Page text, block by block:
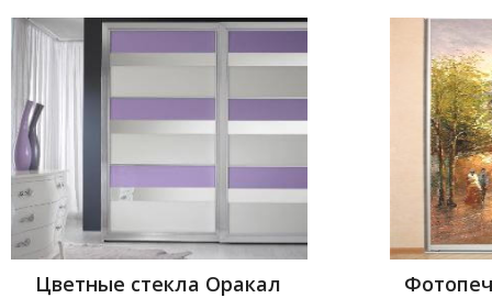
Цветные стекла Оракал